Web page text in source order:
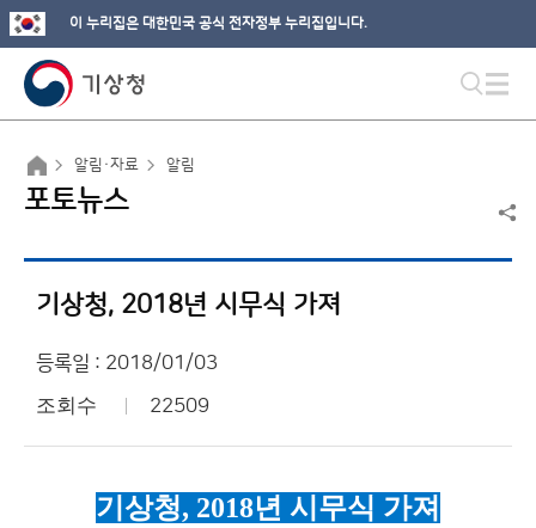
이 누리집은 대한민국 공식 전자정부 누리집입니다.
알림·자료 알림
포토뉴스
기상청, 2018년 시무식 가져
등록일 : 2018/01/03
조회수 22509
기상청, 2018년 시무식 가져